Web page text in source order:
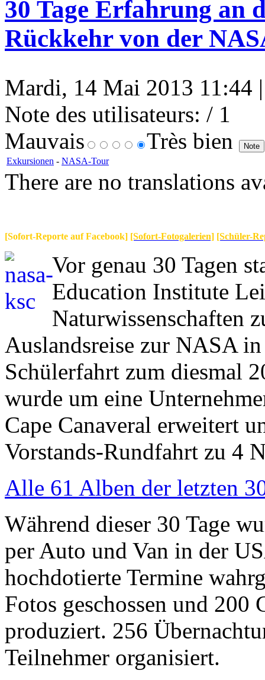
30 Tage Erfahrung an
Rückkehr von der
Mardi, 14 Mai 2013 11:44
Note des utilisateurs: / 1
Mauvais
Très bien
Exkursionen - NASA-Tour
There are no translations
[Sofort-Reporte auf Facebook] [Sofort-Fotogalerien] [Schüler-
Vor genau 30 Tagen
Education Institute
Naturwissenschaften
Auslandsreise zur NASA
Schülerfahrt zum diesmal
wurde um eine
Cape Canaveral erweitert
Vorstands-Rundfahrt zu 4
Alle 61 Alben der letzten
Während dieser 30 Tage
per Auto und Van in der
hochdotierte Termine
Fotos geschossen und
produziert. 256
Teilnehmer organisiert.